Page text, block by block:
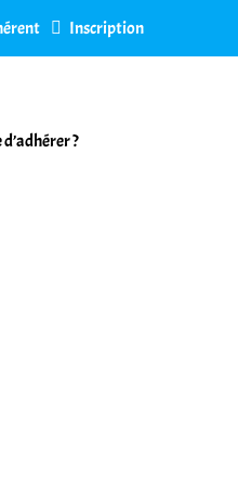
Inscription
d’adhérer ?